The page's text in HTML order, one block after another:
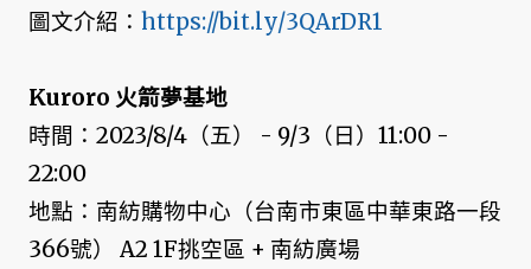
圖文介紹： https://bit.ly/3QArDR1
Kuroro 火箭夢基地
時間：2023/8/4（五） - 9/3（日）11:00 -
22:00
地點：南紡購物中心（台南市東區中華東路一段
366號） A2 1F挑空區 + 南紡廣場